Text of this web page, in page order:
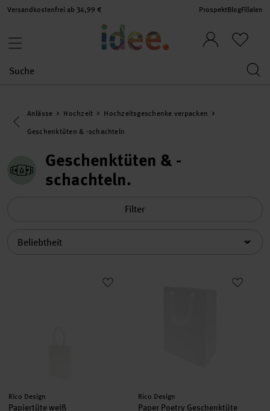
Versandkostenfrei ab 34,99 € ProspektBlogFilialen
Eine Kategorie zurück navigieren
Anlässe Hochzeit
Hochzeitsgeschenke verpacken
Geschenktüten & -schachteln
Geschenktüten & -
schachteln
Filter
Hersteller:
Rico Design
Papiertüte weiß
Paper Poetry Geschenktüte
Hersteller:
Rico Design
Paper Poetry Geschenktüte